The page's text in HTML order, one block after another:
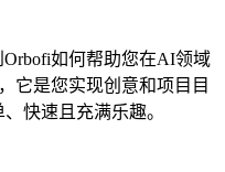
如何帮助您在AI领域
它是您实现创意和项目目
快速且充满乐趣。